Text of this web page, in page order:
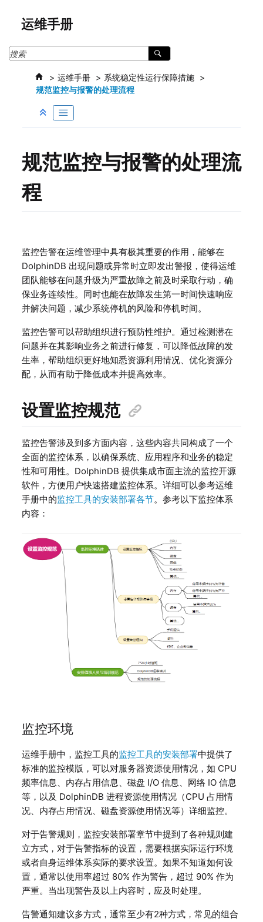
运维手册
运维手册
系统稳定性运行保障措施
规范监控与报警的处理流程
规范监控与报警的处理流
程
监控告警在运维管理中具有极其重要的作用，能够在
DolphinDB 出现问题或异常时立即发出警报，使得运维
团队能够在问题升级为严重故障之前及时采取行动，确
保业务连续性。同时也能在故障发生第一时间快速响应
并解决问题，减少系统停机的风险和停机时间。
监控告警可以帮助组织进行预防性维护。通过检测潜在
问题并在其影响业务之前进行修复，可以降低故障的发
生率，帮助组织更好地知悉资源利用情况、优化资源分
配，从而有助于降低成本并提高效率。
设置监控规范
监控告警涉及到多方面内容，这些内容共同构成了一个
全面的监控体系，以确保系统、应用程序和业务的稳定
性和可用性。DolphinDB 提供集成市面主流的监控开源
软件，方便用户快速搭建监控体系。详细可以参考运维
手册中的监控工具的安装部署各节。参考以下监控体系
内容：
监控环境
运维手册中，监控工具的监控工具的安装部署中提供了
标准的监控模版，可以对服务器资源使用情况，如 CPU
频率信息、内存占用信息、磁盘 I/O 信息、网络 IO 信息
等，以及 DolphinDB 进程资源使用情况（CPU 占用情
况、内存占用情况、磁盘资源使用情况等）详细监控。
对于告警规则，监控安装部署章节中提到了各种规则建
立方式，对于告警指标的设置，需要根据实际运行环境
或者自身运维体系实际的要求设置。如果不知道如何设
置，通常以使用率超过 80% 作为警告，超过 90% 作为
严重。当出现警告及以上内容时，应及时处理。
告警通知建议多方式，通常至少有2种方式，常见的组合